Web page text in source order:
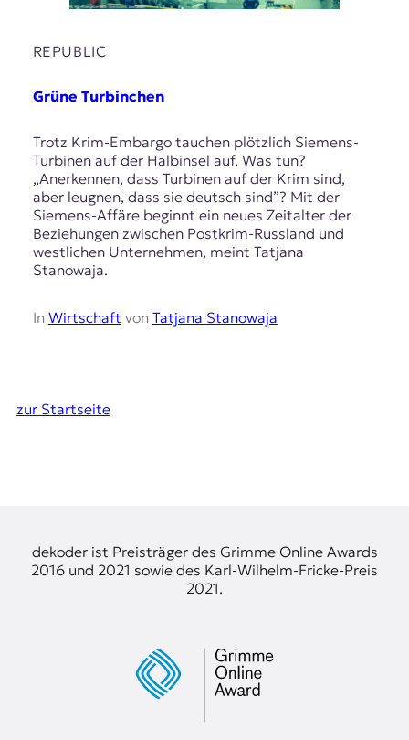
REPUBLIC
Grüne Turbinchen
Trotz Krim-Embargo tauchen plötzlich Siemens-
Turbinen auf der Halbinsel auf. Was tun?
„Anerkennen, dass Turbinen auf der Krim sind,
aber leugnen, dass sie deutsch sind”? Mit der
Siemens-Affäre beginnt ein neues Zeitalter der
Beziehungen zwischen Postkrim-Russland und
westlichen Unternehmen, meint Tatjana
Stanowaja.
In Wirtschaft von Tatjana Stanowaja
zur Startseite
dekoder ist Preisträger des Grimme Online Awards
2016 und 2021 sowie des Karl-Wilhelm-Fricke-Preis
2021.